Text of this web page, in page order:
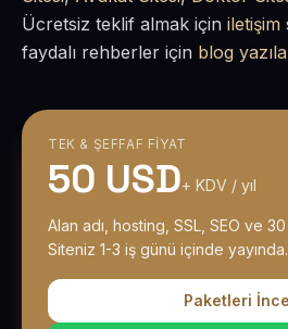
Ücretsiz teklif almak için iletişim
faydalı rehberler için blog
TEK & ŞEFFAF FIYAT
50 USD+ KDV / yıl
Alan adı, hosting, SSL, SEO ve
Siteniz 1-3 iş günü içinde yayında.
Paketleri